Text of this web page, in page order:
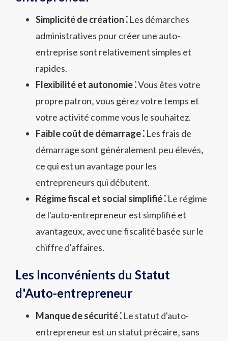
Simplicité de création ⁚ Les démarches
administratives pour créer une auto-
entreprise sont relativement simples et
rapides.
Flexibilité et autonomie ⁚Vous êtes votre
propre patron‚ vous gérez votre temps et
votre activité comme vous le souhaitez.
Faible coût de démarrage ⁚ Les frais de
démarrage sont généralement peu élevés‚
ce qui est un avantage pour les
entrepreneurs qui débutent.
Régime fiscal et social simplifié ⁚ Le régime
de l'auto-entrepreneur est simplifié et
avantageux‚ avec une fiscalité basée sur le
chiffre d'affaires.
Les Inconvénients du Statut
d'Auto-entrepreneur
Manque de sécurité ⁚ Le statut d'auto-
entrepreneur est un statut précaire‚ sans